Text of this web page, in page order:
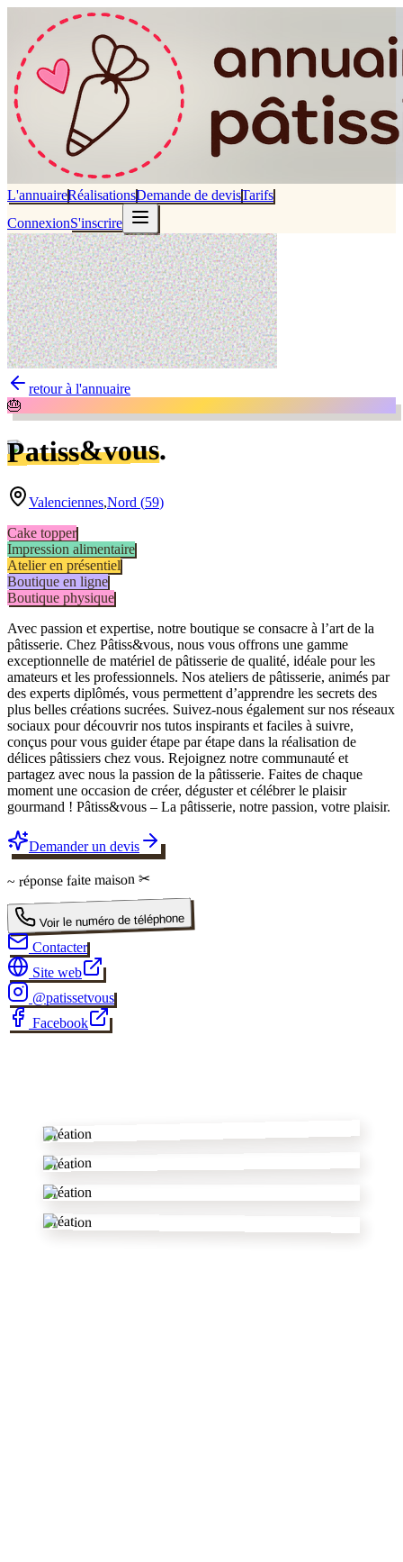
L'annuaireRéalisationsDemande de devisTarifs
ConnexionS'inscrire
retour à l'annuaire
🎂
Patiss&vous.
Valenciennes,Nord (59)
Cake topper
Impression alimentaire
Atelier en présentiel
Boutique en ligne
Boutique physique
Avec passion et expertise, notre boutique se consacre à l’art de la
pâtisserie. Chez Pâtiss&vous, nous vous offrons une gamme
exceptionnelle de matériel de pâtisserie de qualité, idéale pour les
amateurs et les professionnels. Nos ateliers de pâtisserie, animés par
des experts diplômés, vous permettent d’apprendre les secrets des
plus belles créations sucrées. Suivez-nous également sur nos réseaux
sociaux pour découvrir nos tutos inspirants et faciles à suivre,
conçus pour vous guider étape par étape dans la réalisation de
délices pâtissiers chez vous. Rejoignez notre communauté et
partagez avec nous la passion de la pâtisserie. Faites de chaque
moment une occasion de créer, déguster et célébrer le plaisir
gourmand ! Pâtiss&vous – La pâtisserie, notre passion, votre plaisir.
Demander un devis
~ réponsefaite maison ✂
Voir le numéro de téléphone
Contacter
Site web
@patissetvous
Facebook
Création
Création
Création
Création